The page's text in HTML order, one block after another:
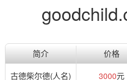
简介 价格
古德柴尔德(人名)
3000元